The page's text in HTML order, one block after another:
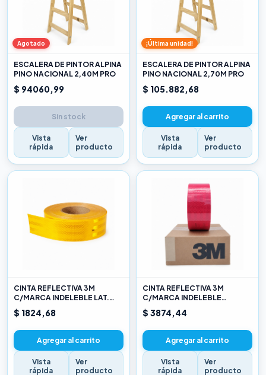
Agotado
ESCALERA DE PINTOR ALPINA
PINO NACIONAL 2,40M PRO
$ 94060,99
Sin stock
Vista
rápida
Ver
producto
¡Última unidad!
ESCALERA DE PINTOR ALPINA
PINO NACIONAL 2,70M PRO
$ 105.882,68
Agregar al carrito
Vista
rápida
Ver
producto
CINTA REFLECTIVA 3M
C/MARCA INDELEBLE LAT.
$ 1824,68
Agregar al carrito
Vista
rápida
Ver
producto
CINTA REFLECTIVA 3M
C/MARCA INDELEBLE
TRASERA BLANCA Y ROJO X
METRO
$ 3874,44
Agregar al carrito
Vista
rápida
Ver
producto